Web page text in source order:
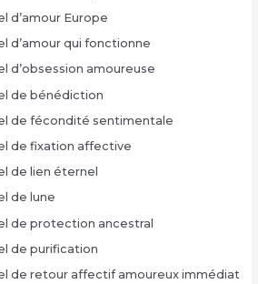
d’amour Europe
d’amour qui fonctionne
d’obsession amoureuse
de bénédiction
de fécondité sentimentale
de fixation affective
de lien éternel
de lune
de protection ancestral
de purification
de retour affectif amoureux immédiat